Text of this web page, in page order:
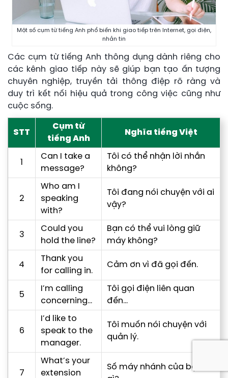
Một số cụm từ tiếng Anh phổ biến khi giao tiếp trên Internet, gọi điện,
nhắn tin
Các cụm từ tiếng Anh thông dụng dành riêng cho
các kênh giao tiếp này sẽ giúp bạn tạo ấn tượng
chuyên nghiệp, truyền tải thông điệp rõ ràng và
duy trì kết nối hiệu quả trong công việc cũng như
cuộc sống.
STT
Cụm từ
tiếng Anh
Nghĩa tiếng Việt
1
Can I take a
message?
Tôi có thể nhận lời nhắn
không?
2
Who am I
speaking
with?
Tôi đang nói chuyện với ai
vậy?
3
Could you
hold the line?
Bạn có thể vui lòng giữ
máy không?
4
Thank you
for calling in.
Cảm ơn vì đã gọi đến.
5
I’m calling
concerning…
Tôi gọi điện liên quan
đến…
6
I’d like to
speak to the
manager.
Tôi muốn nói chuyện với
quản lý.
7
What’s your
extension
Số máy nhánh của bạn là